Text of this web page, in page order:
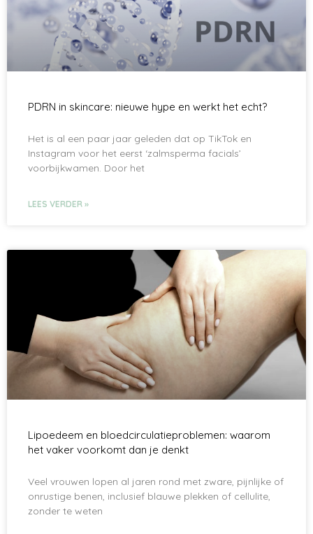
PDRN in skincare: nieuwe hype en werkt het echt?
Het is al een paar jaar geleden dat op TikTok en
Instagram voor het eerst ‘zalmsperma facials’
voorbijkwamen. Door het
LEES VERDER »
Lipoedeem en bloedcirculatieproblemen: waarom
het vaker voorkomt dan je denkt
Veel vrouwen lopen al jaren rond met zware, pijnlijke of
onrustige benen, inclusief blauwe plekken of cellulite,
zonder te weten